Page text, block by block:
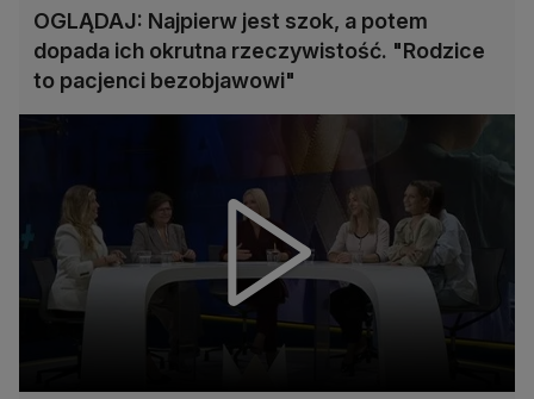
OGLĄDAJ: Najpierw jest szok, a potem
dopada ich okrutna rzeczywistość. "Rodzice
to pacjenci bezobjawowi"